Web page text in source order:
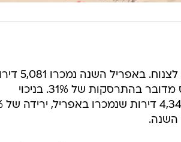
בכלל ישראל, מכירות הדירות על ידי
צניחה של 19% לעומת אפריל אשתקד, ובהשוואה למרס מדובר בהתרסקות של 31%. בניכוי